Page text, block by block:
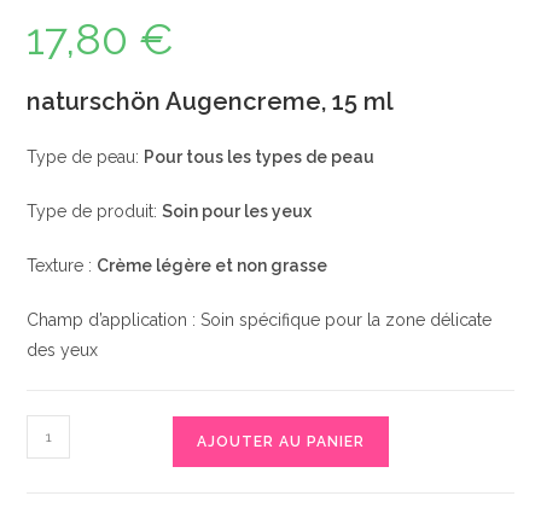
17,80 €
naturschön Augencreme, 15 ml
Type de peau: Pour tous les types de peau
Type de produit:Soin pour les yeux
Texture : Crème légère et non grasse
Champ d’application : Soin spécifique pour la zone délicate
des yeux
de
AJOUTER AU PANIER